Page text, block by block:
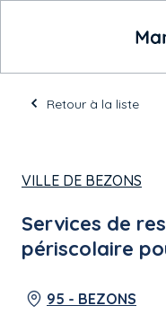
Retour à la liste
VILLE DE BEZONS
Services de
périscolaire
95 - BEZONS